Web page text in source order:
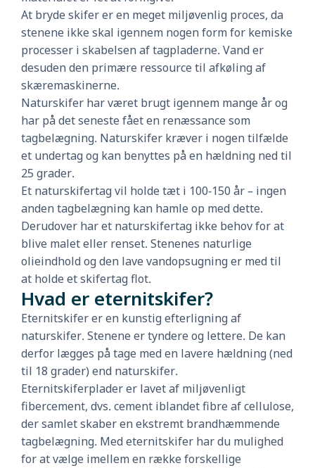
At bryde skifer er en meget miljøvenlig proces, da
stenene ikke skal igennem nogen form for kemiske
processer i skabelsen af tagpladerne. Vand er
desuden den primære ressource til afkøling af
skæremaskinerne.
Naturskifer har været brugt igennem mange år og
har på det seneste fået en renæssance som
tagbelægning. Naturskifer kræver i nogen tilfælde
et undertag og kan benyttes på en hældning ned til
25 grader.
Et naturskifertag vil holde tæt i 100-150 år – ingen
anden tagbelægning kan hamle op med dette.
Derudover har et naturskifertag ikke behov for at
blive malet eller renset. Stenenes naturlige
olieindhold og den lave vandopsugning er med til
at holde et skifertag flot.
Hvad er eternitskifer?
Eternitskifer er en kunstig efterligning af
naturskifer. Stenene er tyndere og lettere. De kan
derfor lægges på tage med en lavere hældning (ned
til 18 grader) end naturskifer.
Eternitskiferplader er lavet af miljøvenligt
fibercement, dvs. cement iblandet fibre af cellulose,
der samlet skaber en ekstremt brandhæmmende
tagbelægning. Med eternitskifer har du mulighed
for at vælge imellem en række forskellige